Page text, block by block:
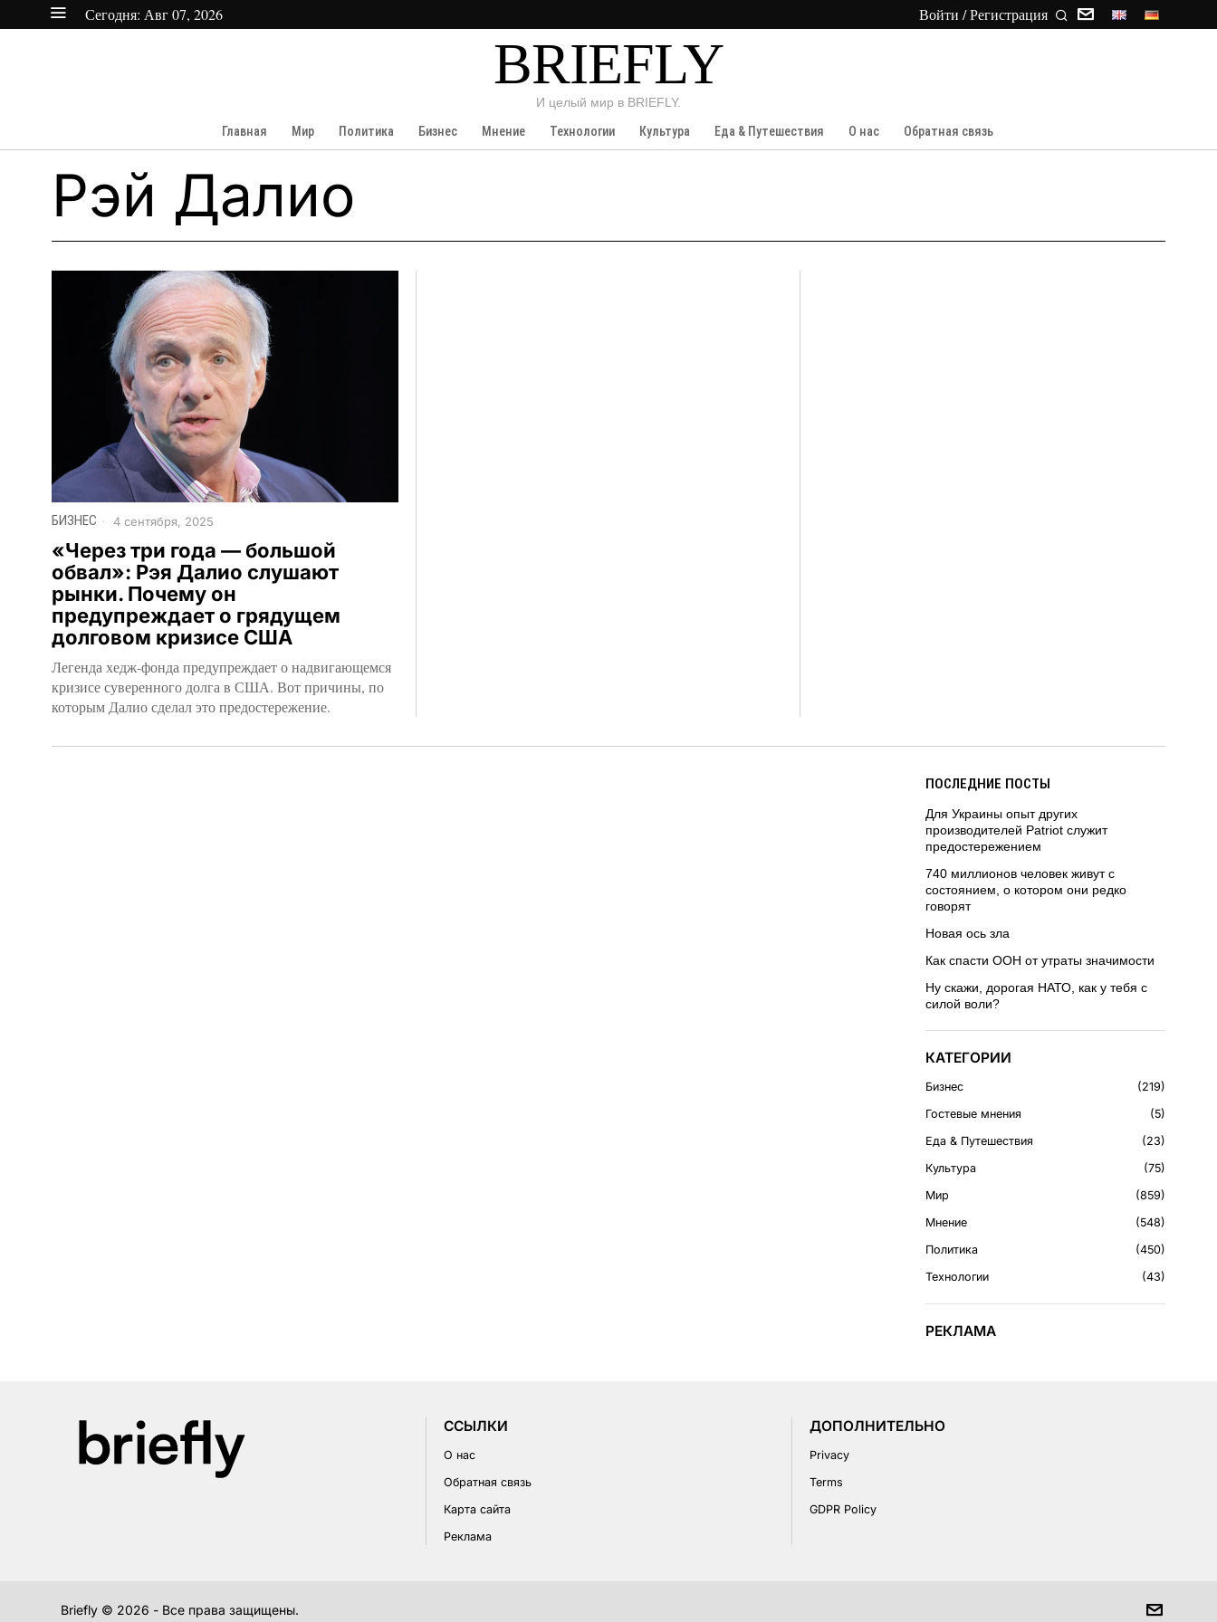
Сегодня: Авг 07, 2026 Войти / Регистрация
BRIEFLY
И целый мир в BRIEFLY.
Главная
Мир Политика Бизнес Мнение Технологии Культура Еда & Путешествия О нас Обратная связь
Рэй Далио
БИЗНЕС 4 сентября, 2025
«Через три года — большой
обвал»: Рэя Далио слушают
рынки. Почему он
предупреждает о грядущем
долговом кризисе США
Легенда хедж-фонда предупреждает о надвигающемся
кризисе суверенного долга в США. Вот причины, по
которым Далио сделал это предостережение.
ПОСЛЕДНИЕ ПОСТЫ
Для Украины опыт других
производителей Patriot служит
предостережением
740 миллионов человек живут с
состоянием, о котором они редко
говорят
Новая ось зла
Как спасти ООН от утраты значимости
Ну скажи, дорогая НАТО, как у тебя с
силой воли?
КАТЕГОРИИ
Бизнес
219
Гостевые мнения
5
Еда & Путешествия
23
Культура
75
Мир
859
Мнение
548
Политика
450
Технологии
43
РЕКЛАМА
CСЫЛКИ
О нас
Обратная связь
Карта сайта
Реклама
ДОПОЛНИТЕЛЬНО
Privacy
Terms
GDPR Policy
Briefly © 2026 - Все права защищены.